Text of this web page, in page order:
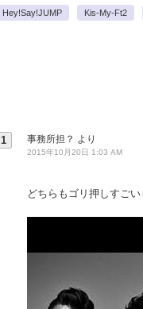
Hey!Say!JUMP Kis-My-Ft2
1 事務所担？ より
2015年10月20日 1:03 AM
どちらもゴリ押しすご